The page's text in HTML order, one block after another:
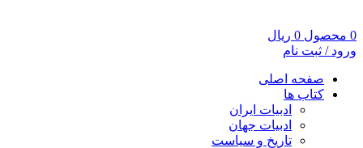
0 محصول 0 ریال
ورود / ثبت نام
صفحه اصلی
کتاب ها
ادبیات ایران
ادبیات جهان
تاریخ و سیاست